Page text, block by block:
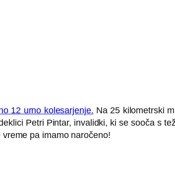
12 urno kolesarjenje. Na 25 kilometrski
Petri Pintar, invalidki, ki se sooča s
pa imamo naročeno!